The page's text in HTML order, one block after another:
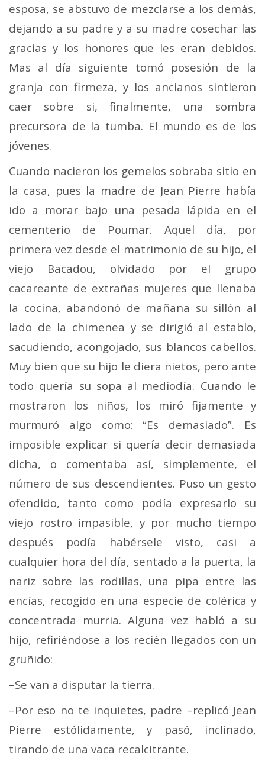
es­posa, se abstuvo de mezclarse a los demás,
dejando a su padre y a su madre cosechar las
gracias y los hono­res que les eran debidos.
Mas al día siguiente tomó pose­sión de la
granja con firmeza, y los ancianos sintieron
caer sobre si, finalmente, una sombra
precursora de la tumba. El mundo es de los
jóvenes.
Cuando nacieron los gemelos sobraba sitio en
la casa, pues la madre de Jean Pierre había
ido a morar bajo una pesada lápida en el
cementerio de Poumar. Aquel día, por
primera vez desde el matrimonio de su hijo, el
viejo Ba­cadou, olvidado por el grupo
cacareante de extrañas mu­jeres que llenaba
la cocina, abandonó de mañana su si­llón al
lado de la chimenea y se dirigió al establo,
sacu­diendo, acongojado, sus blancos cabellos.
Muy bien que su hijo le diera nietos, pero ante
todo quería su sopa al mediodía. Cuando le
mostraron los niños, los miró fijamen­te y
murmuró algo como: “Es demasiado”. Es
imposible explicar si quería decir demasiada
dicha, o comentaba así, simplemente, el
número de sus descendientes. Puso un ges­to
ofendido, tanto como podía expresarlo su
viejo rostro impasible, y por mucho tiempo
después podía habérsele visto, casi a
cualquier hora del día, sentado a la puerta, la
nariz sobre las rodillas, una pipa entre las
encías, reco­gido en una especie de colérica y
concentrada murria. Al­guna vez habló a su
hijo, refiriéndose a los recién llegados con un
gruñido:
–Se van a disputar la tierra.
–Por eso no te inquietes, padre –replicó Jean
Pierre estólidamente, y pasó, inclinado,
tirando de una vaca re­calcitrante.